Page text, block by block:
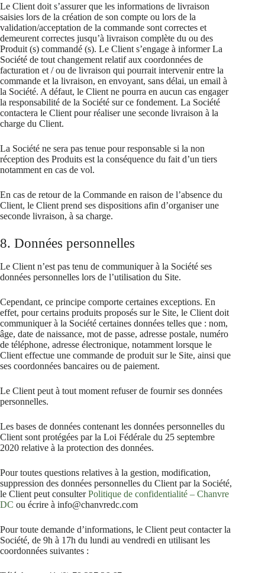
Le Client doit s’assurer que les informations de livraison
saisies lors de la création de son compte ou lors de la
validation/acceptation de la commande sont correctes et
demeurent correctes jusqu’à livraison complète du ou des
Produit (s) commandé (s). Le Client s’engage à informer La
Société de tout changement relatif aux coordonnées de
facturation et / ou de livraison qui pourrait intervenir entre la
commande et la livraison, en envoyant, sans délai, un email à
la Société. A défaut, le Client ne pourra en aucun cas engager
la responsabilité de la Société sur ce fondement. La Société
contactera le Client pour réaliser une seconde livraison à la
charge du Client.
La Société ne sera pas tenue pour responsable si la non
réception des Produits est la conséquence du fait d’un tiers
notamment en cas de vol.
En cas de retour de la Commande en raison de l’absence du
Client, le Client prend ses dispositions afin d’organiser une
seconde livraison, à sa charge.
8. Données personnelles
Le Client n’est pas tenu de communiquer à la Société ses
données personnelles lors de l’utilisation du Site.
Cependant, ce principe comporte certaines exceptions. En
effet, pour certains produits proposés sur le Site, le Client doit
communiquer à la Société certaines données telles que : nom,
âge, date de naissance, mot de passe, adresse postale, numéro
de téléphone, adresse électronique, notamment lorsque le
Client effectue une commande de produit sur le Site, ainsi que
ses coordonnées bancaires ou de paiement.
Le Client peut à tout moment refuser de fournir ses données
personnelles.
Les bases de données contenant les données personnelles du
Client sont protégées par la Loi Fédérale du 25 septembre
2020 relative à la protection des données.
Pour toutes questions relatives à la gestion, modification,
suppression des données personnelles du Client par la Société,
le Client peut consulterPolitique de confidentialité – Chanvre
DC ou écrire à info@chanvredc.com
Pour toute demande d’informations, le Client peut contacter la
Société, de 9h à 17h du lundi au vendredi en utilisant les
coordonnées suivantes :